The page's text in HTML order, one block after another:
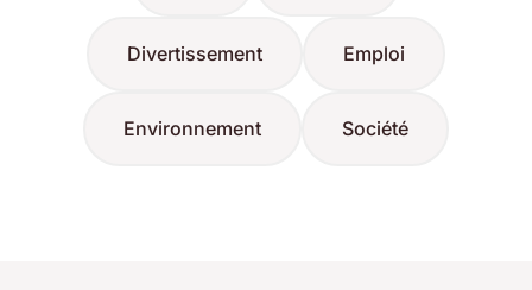
Divertissement Emploi
Environnement Société